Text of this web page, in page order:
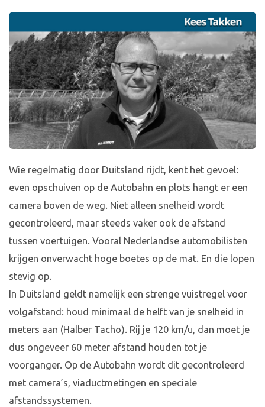
Wie regelmatig door Duitsland rijdt, kent het gevoel:
even opschuiven op de Autobahn en plots hangt er een
camera boven de weg. Niet alleen snelheid wordt
gecontroleerd, maar steeds vaker ook de afstand
tussen voertuigen. Vooral Nederlandse automobilisten
krijgen onverwacht hoge boetes op de mat. En die lopen
stevig op.
In Duitsland geldt namelijk een strenge vuistregel voor
volgafstand: houd minimaal de helft van je snelheid in
meters aan (Halber Tacho). Rij je 120 km/u, dan moet je
dus ongeveer 60 meter afstand houden tot je
voorganger. Op de Autobahn wordt dit gecontroleerd
met camera’s, viaductmetingen en speciale
afstandssystemen.